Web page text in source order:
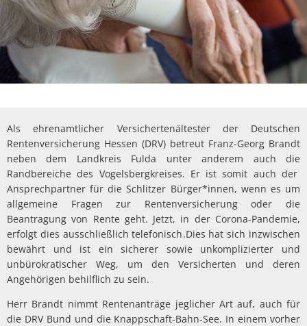
Als ehrenamtlicher Versichertenältester der Deutschen
Rentenver­sicherung Hessen (DRV) betreut Franz-Georg Brandt
neben dem Landkreis Fulda unter anderem auch die
Randbereiche des Vogelsbergkreises. Er ist somit auch der
Ansprechpartner für die Schlitzer Bürger*innen, wenn es um
allgemeine Fragen zur Rentenversicherung oder die
Beantragung von Rente geht. Jetzt, in der Corona-Pandemie,
erfolgt dies ausschließlich telefo­nisch.Dies hat sich inzwischen
bewährt und ist ein sicherer sowie unkomplizierter und
unbürokratischer Weg, um den Versicherten und deren
Angehörigen behilflich zu sein.
Herr Brandt nimmt Rentenanträge jeglicher Art auf, auch für
die DRV Bund und die Knappschaft-Bahn-See. In einem vorher